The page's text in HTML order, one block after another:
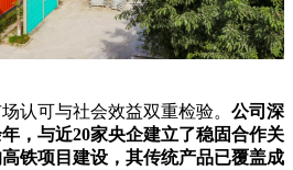
认可与社会效益双重检验。 公司深
，与近20家央企建立了稳固合作关
铁项目建设，其传统产品已覆盖成